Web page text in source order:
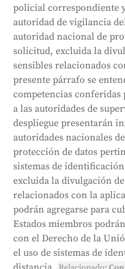
policial correspondiente
autoridad de vigilancia
autoridad nacional de
solicitud, excluida la
sensibles relacionados
presente párrafo se
competencias conferidas
a las autoridades de
despliegue presentarán
autoridades nacionales
protección de datos
sistemas de
excluida la divulgación
relacionados con la
podrán agregarse para
Estados miembros
con el Derecho de la
el uso de sistemas de